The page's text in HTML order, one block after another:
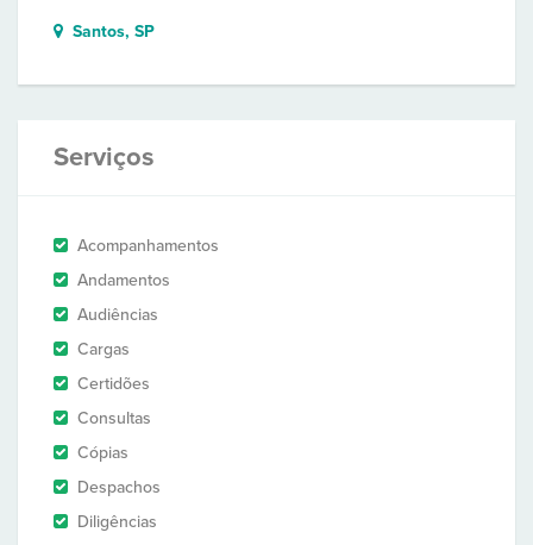
Santos, SP
Serviços
Acompanhamentos
Andamentos
Audiências
Cargas
Certidões
Consultas
Cópias
Despachos
Diligências